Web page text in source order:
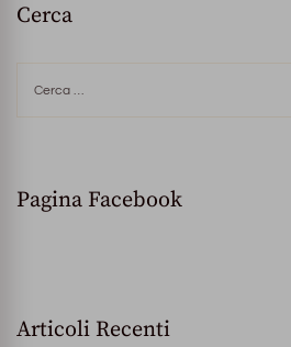
Cerca
per:
Pagina Facebook
Articoli Recenti